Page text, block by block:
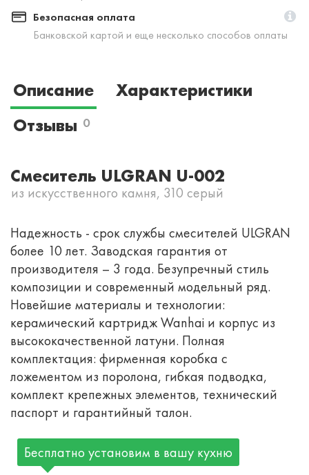
Безопасная оплата
Банковской картой и еще несколько способов оплаты
Описание
Характеристики
Отзывы 0
Смеситель ULGRAN U-002
из искусственного камня, 310 серый
Надежность - срок службы смесителей ULGRAN
более 10 лет. Заводская гарантия от
производителя – 3 года. Безупречный стиль
композиции и современный модельный ряд.
Новейшие материалы и технологии:
керамический картридж Wanhai и корпус из
высококачественной латуни. Полная
комплектация: фирменная коробка с
ложементом из поролона, гибкая подводка,
комплект крепежных элементов, технический
паспорт и гарантийный талон.
Бесплатно установим в вашу кухню